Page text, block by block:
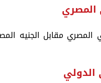
المصري
الدولي